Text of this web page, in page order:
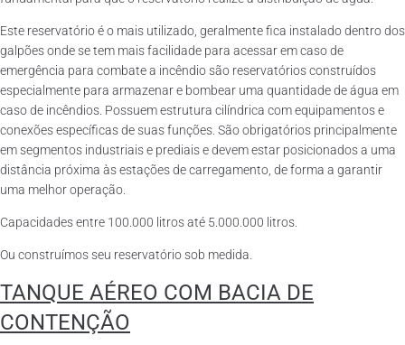
Este reservatório é o mais utilizado, geralmente fica instalado dentro dos
galpões onde se tem mais facilidade para acessar em caso de
emergência para combate a incêndio são reservatórios construídos
especialmente para armazenar e bombear uma quantidade de água em
caso de incêndios. Possuem estrutura cilíndrica com equipamentos e
conexões específicas de suas funções. São obrigatórios principalmente
em segmentos industriais e prediais e devem estar posicionados a uma
distância próxima às estações de carregamento, de forma a garantir
uma melhor operação.
Capacidades entre 100.000 litros até 5.000.000 litros.
Ou construímos seu reservatório sob medida.
TANQUE AÉREO COM BACIA DE
CONTENÇÃO